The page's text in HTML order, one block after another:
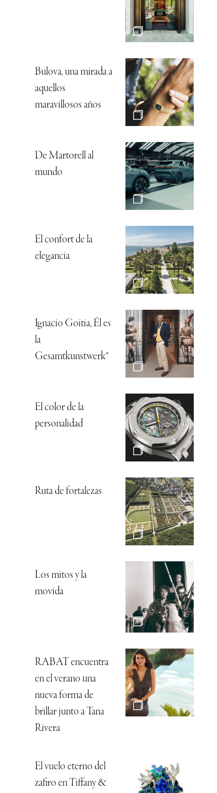
Bulova, una mirada a
aquellos
maravillosos años
De Martorell al
mundo
El confort de la
elegancia
Ignacio Goitia, Él es
la
Gesamtkunstwerk*
El color de la
personalidad
Ruta de fortalezas
Los mitos y la
movida
RABAT encuentra
en el verano una
nueva forma de
brillar junto a Tana
Rivera
El vuelo eterno del
zafiro en Tiffany &